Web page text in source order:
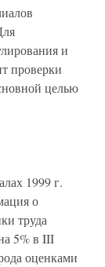
и
проверки
целью
1999 г.
о
труда
5% в III
оценками